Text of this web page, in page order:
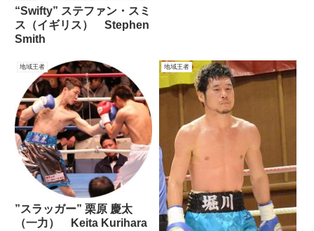
“Swifty” ステファン・スミ
ス（イギリス） Stephen
Smith
地域王者
”スラッガー” 栗原 慶太
（一力） Keita Kurihara
地域王者